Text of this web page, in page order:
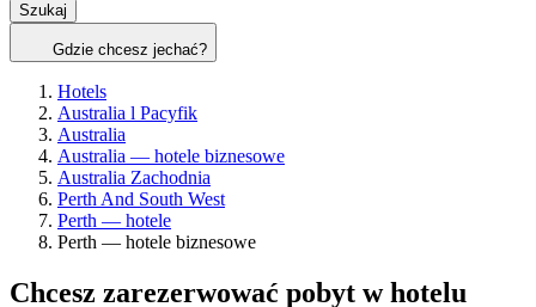
Szukaj
Gdzie chcesz jechać?
Hotels
Australia l Pacyfik
Australia
Australia — hotele biznesowe
Australia Zachodnia
Perth And South West
Perth — hotele
Perth — hotele biznesowe
Chcesz zarezerwować pobyt w hotelu